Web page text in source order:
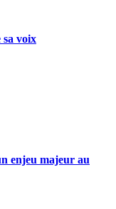
voix
enjeu majeur au